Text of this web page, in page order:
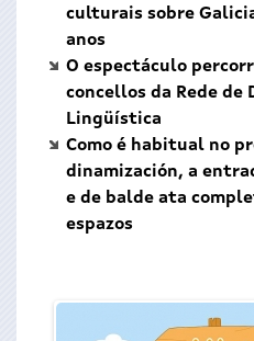
culturais sobre
anos
O espectáculo
concellos da Rede de
Lingüística
Como é habitual no
dinamización, a
e de balde ata
espazos